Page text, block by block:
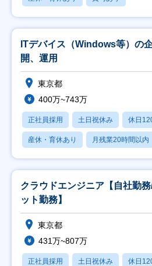
ITデバイス（Windows等）の
開、運用
東京都
400万~743万
正社員採用 土日祝休み 休日
産休・育休あり 月残業20時間以内
クラウドエンジニア【自社勤
ット勤務】
東京都
431万~807万
正社員採用 土日祝休み 休日